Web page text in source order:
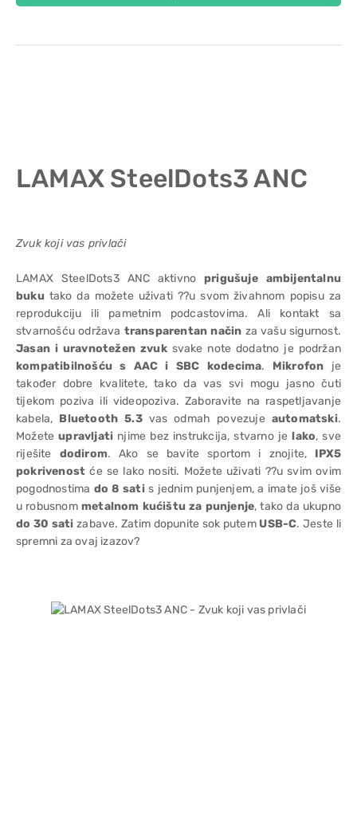
LAMAX SteelDots3 ANC
Zvuk koji vas privlači
LAMAX SteelDots3 ANC aktivnoprigušuje ambijentalnu
buku tako da možete uživati ??u svom živahnom popisu za
reprodukciju ili pametnim podcastovima. Ali kontakt sa
stvarnošću održava transparentan način za vašu sigurnost.
Jasan i uravnotežen zvuksvake note dodatno je podržan
kompatibilnošću s AAC i SBC kodecima. Mikrofon je
također dobre kvalitete, tako da vas svi mogu jasno čuti
tijekom poziva ili videopoziva. Zaboravite na raspetljavanje
kabela, Bluetooth 5.3vas odmah povezuje automatski.
Možeteupravljati njime bez instrukcija, stvarno jelako, sve
riješite dodirom. Ako se bavite sportom i znojite, IPX5
pokrivenost će se lako nositi. Možete uživati ??u svim ovim
pogodnostima do 8 satis jednim punjenjem, a imate još više
u robusnom metalnom kućištu za punjenje, tako da ukupno
do 30 sati zabave. Zatim dopunite sok putem USB-C. Jeste li
spremni za ovaj izazov?